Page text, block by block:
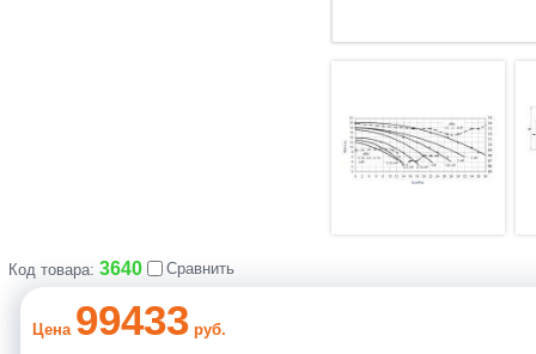
Код товара: 3640 Сравнить
Цена 99433 руб.